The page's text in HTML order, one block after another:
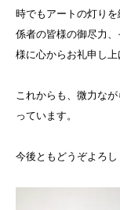
時でもアートの灯り
係者の皆様の御尽力
様に心からお礼申し上
これからも、微力な
っています。
今後ともどうぞよろし